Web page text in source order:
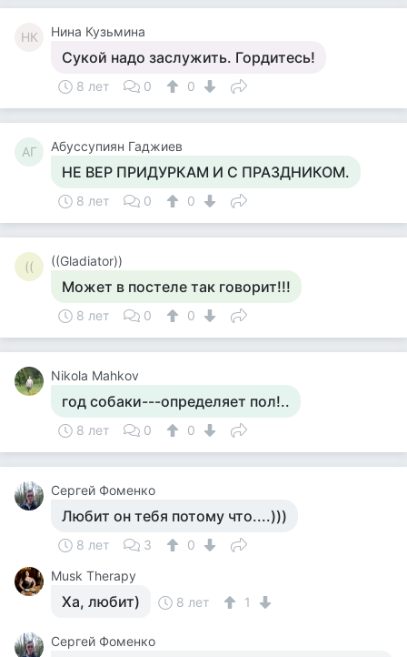
НК Нина Кузьмина
Сукой надо заслужить. Гордитесь!
8 лет 0 0
AГ Aбуссупиян Гаджиев
НЕ ВЕР ПРИДУРКАМ И С ПРАЗДНИКОМ.
8 лет 0 0
(( ((Gladiator))
Может в постеле так говорит!!!
8 лет 0 0
Nikola Mahkov
год собаки---определяет пол!..
8 лет 0 0
Сергей Фоменко
Любит он тебя потому что....)))
8 лет 3
0
Musk Therapy
Ха, любит) 8 лет 1
Сергей Фоменко